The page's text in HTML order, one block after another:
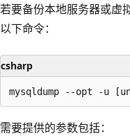
若要备份本地服务器或虚
以下命令：
csharp
需要提供的参数包括：